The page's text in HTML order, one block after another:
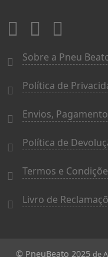
Sobre a Pneu
Política de
Envios,
Política de
Termos e
Livro de
© PneuBeato 2025 de